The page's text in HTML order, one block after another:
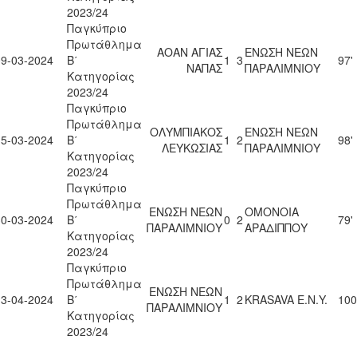
2023/24
03-2024
Παγκύπριο
Πρωτάθλημα
Β΄
Κατηγορίας
2023/24
ΑΟΑΝ ΑΓΙΑΣ
ΝΑΠΑΣ1 3 ΕΝΩΣΗ ΝΕΩΝ
ΠΑΡΑΛΙΜΝΙΟΥ
97'
03-2024
Παγκύπριο
Πρωτάθλημα
Β΄
Κατηγορίας
2023/24
ΟΛΥΜΠΙΑΚΟΣ
ΛΕΥΚΩΣΙΑΣ1 2 ΕΝΩΣΗ ΝΕΩΝ
ΠΑΡΑΛΙΜΝΙΟΥ
98'
03-2024
Παγκύπριο
Πρωτάθλημα
Β΄
Κατηγορίας
2023/24
ΕΝΩΣΗ ΝΕΩΝ
ΠΑΡΑΛΙΜΝΙΟΥ0 2ΟΜΟΝΟΙΑ
ΑΡΑΔΙΠΠΟΥ
79'
04-2024
Παγκύπριο
Πρωτάθλημα
Β΄
Κατηγορίας
2023/24
ΕΝΩΣΗ ΝΕΩΝ
ΠΑΡΑΛΙΜΝΙΟΥ1 2 KRASAVA Ε.Ν.Y.